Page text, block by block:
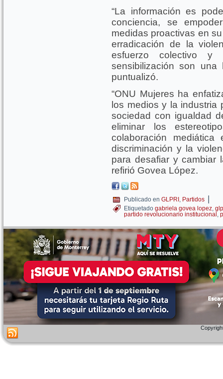
“La información es
conciencia, se
medidas proactivas en
erradicación de la
esfuerzo colectivo
sensibilización son una
puntualizó.
“ONU Mujeres ha
los medios y la industria
sociedad con igualdad
eliminar los
colaboración
discriminación y la
para desafiar y cambiar
refirió Govea López.
Publicado en GLPRI , Partidos |
Etiquetado gabriela govea lopez,
partido revolucionario institucional ,